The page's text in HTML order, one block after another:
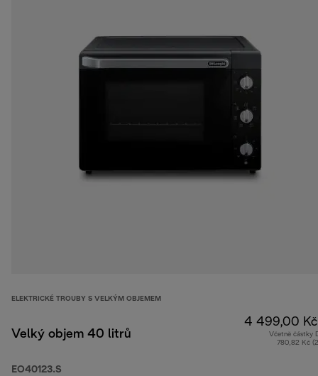
ELEKTRICKÉ TROUBY S VELKÝM OBJEMEM
Velký objem 40 litrů
EO40123.S
4 499,00 Kč
Včetně částky
780,82 Kč